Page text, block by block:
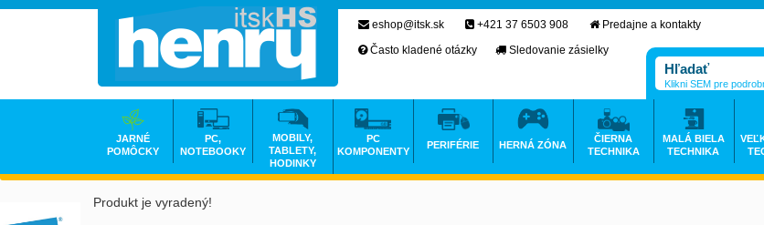
Produkt je vyradený!
eshop@itsk.sk +421 37 6503 908
Predajne a kontakty
Často kladené otázky
Sledovanie zásielky
Klikni SEM pre
JARNÉ
POMÔCKY
PC,
NOTEBOOKY
MOBILY,
TABLETY,
HODINKY
PC
KOMPONENTY
PERIFÉRIE HERNÁ ZÓNA
ČIERNA
TECHNIKA
MALÁ BIELA
TECHNIKA